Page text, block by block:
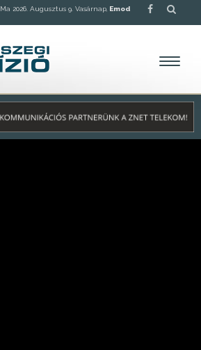
Ma 2026. Augusztus 9. Vasárnap, Emod